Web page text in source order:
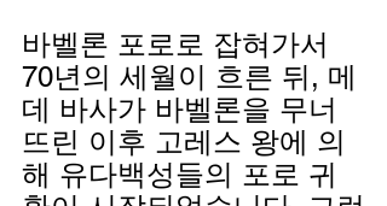
바벨론 포로로 잡혀가서
70년의 세월이 흐른 뒤, 메
데 바사가 바벨론을 무너
뜨린 이후 고레스 왕에 의
해 유다백성들의 포로 귀